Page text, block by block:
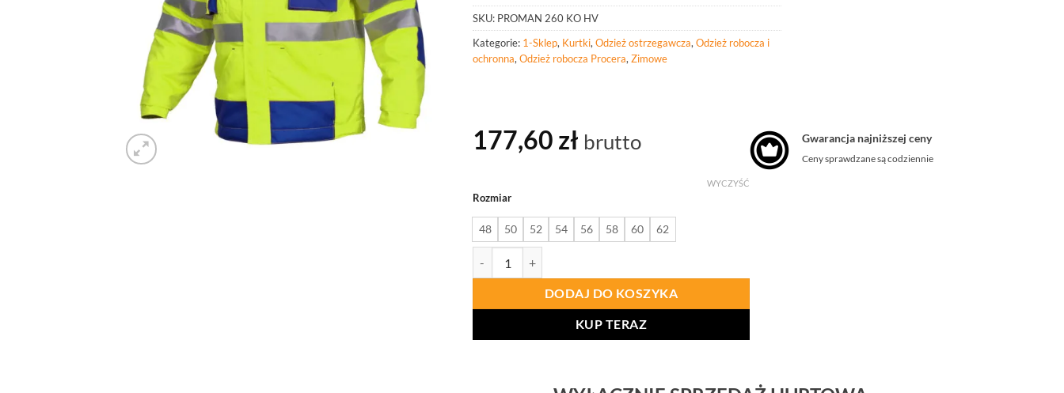
SKU: PROMAN 260 KO HV
Kategorie: 1-Sklep, Kurtki, Odzież ostrzegawcza, Odzież robocza i
ochronna, Odzież robocza Procera, Zimowe
177,60 zł brutto
Rozmiar
48 50 52 54 56 58 60 62
WYCZYŚĆ
DODAJ DO KOSZYKA
KUP TERAZ
Gwarancja najniższej ceny
Ceny sprawdzane są codziennie